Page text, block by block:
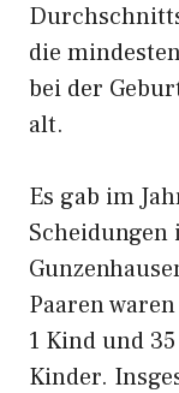
die
bei der
alt.
Es gab im
Paaren
1 Kind und
Kinder.